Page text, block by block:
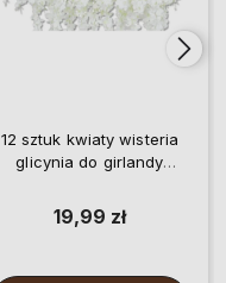
12 sztuk kwiaty wisteria
glicynia do girlandy
19,99 zł